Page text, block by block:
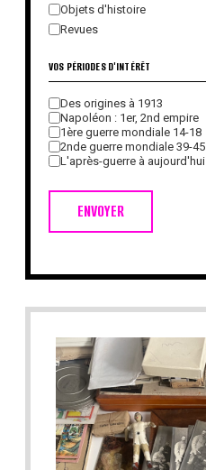
Objets d'histoire
Revues
ENVOYER
VOS PÉRIODES D'INTÉRÊT
Des origines à 1913
Napoléon : 1er, 2nd empire
1ère guerre mondiale 14-18
2nde guerre mondiale 39-45
L'après-guerre à aujourd'hui